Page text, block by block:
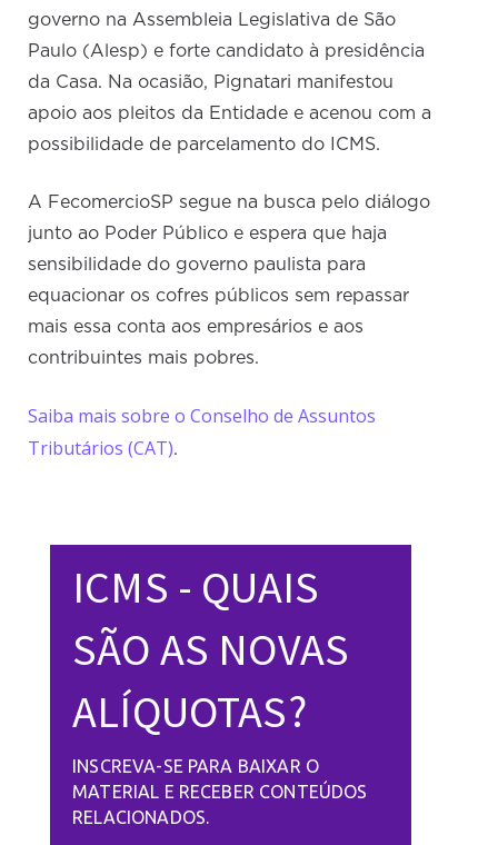
governo na Assembleia Legislativa de São
Paulo (Alesp) e forte candidato à presidência
da Casa. Na ocasião, Pignatari manifestou
apoio aos pleitos da Entidade e acenou com a
possibilidade de parcelamento do ICMS.
A FecomercioSP segue na busca pelo diálogo
junto ao Poder Público e espera que haja
sensibilidade do governo paulista para
equacionar os cofres públicos sem repassar
mais essa conta aos empresários e aos
contribuintes mais pobres.
Saiba mais sobre o Conselho de Assuntos
Tributários (CAT).
ICMS - QUAIS
SÃO AS NOVAS
ALÍQUOTAS?
INSCREVA-SE PARA BAIXAR O
MATERIAL E RECEBER CONTEÚDOS
RELACIONADOS.